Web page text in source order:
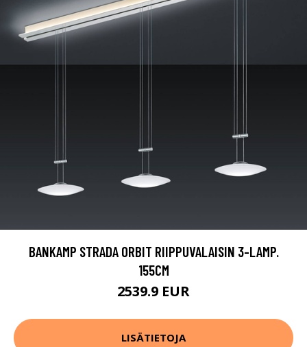
BANKAMP STRADA ORBIT RIIPPUVALAISIN 3-LAMP.
155CM
2539.9 EUR
LISÄTIETOJA